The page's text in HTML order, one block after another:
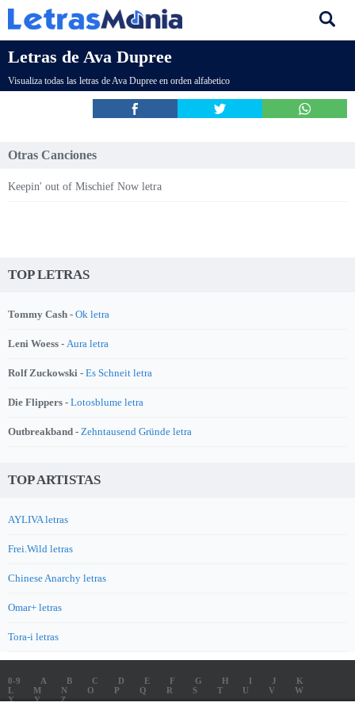
Letras de Ava Dupree
Visualiza todas las letras de Ava Dupree en orden alfabetico
Otras Canciones
Keepin' out of Mischief Now letra
TOP LETRAS
Tommy Cash - Ok letra
Leni Woess - Aura letra
Rolf Zuckowski - Es Schneit letra
Die Flippers - Lotosblume letra
Outbreakband - Zehntausend Gründe letra
TOP ARTISTAS
AYLIVA letras
Frei.Wild letras
Chinese Anarchy letras
Omar+ letras
Tora-i letras
0-9 A B C D E F G H I J
K
L
M N O P Q R S T U V
W
X
Y Z